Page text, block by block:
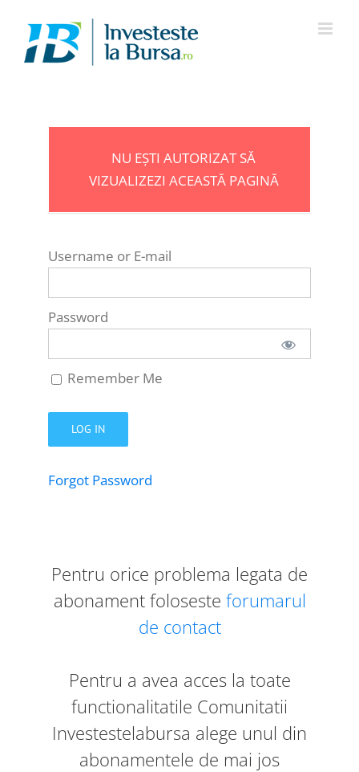
content
NU EȘTI AUTORIZAT SĂ
VIZUALIZEZI ACEASTĂ PAGINĂ
Username or E-mail
Password
Remember Me
Forgot Password
Pentru orice problema legata de
abonament foloseste forumarul
de contact
Pentru a avea acces la toate
functionalitatile Comunitatii
Investestelabursa alege unul din
abonamentele de mai jos